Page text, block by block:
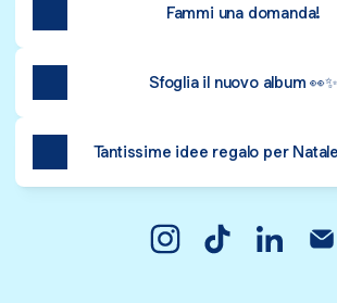
Fammi una domanda!
Sfoglia il nuovo album 👀✨
Tantissime idee regalo per